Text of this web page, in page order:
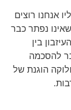
אנחנו רוצים
נפתר כבר
בין
להסכמה
הוגנת של